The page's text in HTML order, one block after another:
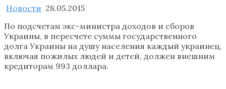
Новости 28.05.2015
По подсчетам экс-министра доходов и сборов
Украины, в пересчете суммы государственного
долга Украины на душу населения каждый украинец,
включая пожилых людей и детей, должен внешним
кредиторам 993 доллара.